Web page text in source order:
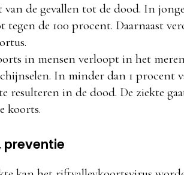
de gevallen tot de dood. In
tegen de 100 procent. Daarnaast
in mensen verloopt in het
In minder dan 1 procent
resulteren in de dood. De ziekte
koorts.
preventie